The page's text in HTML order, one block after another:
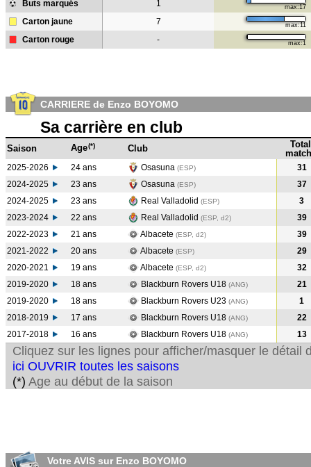
Buts marqués 1 max:17
Carton jaune 7 max:11
Carton rouge - max:1
CARRIERE de Enzo BOYOMO
Sa carrière en club
Saison Age(*) Club
Total
2025-2026 24 ans Osasuna (ESP)
31
2024-2025
23 ans Osasuna (ESP)
37
2024-2025
23 ans Real Valladolid (ESP)
3
2023-2024
22 ans Real Valladolid (ESP, d2)
39
2022-2023
21 ans Albacete (ESP, d2)
39
2021-2022
20 ans Albacete (ESP)
29
2020-2021
19 ans Albacete (ESP, d2)
32
2019-2020
18 ans Blackburn Rovers U18 (ANG)
21
2019-2020
18 ans Blackburn Rovers U23 (ANG)
1
2018-2019
17 ans Blackburn Rovers U18 (ANG)
22
2017-2018
16 ans Blackburn Rovers U18 (ANG) 13
Cliquez sur les lignes pour afficher/masquer le détail
ici OUVRIR toutes les saisons
(*) Age au début de la saison
Votre AVIS sur Enzo BOYOMO